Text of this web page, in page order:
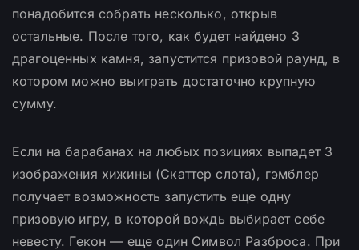
понадобится собрать несколько, открыв
остальные. После того, как будет найдено 3
драгоценных камня, запустится призовой раунд, в
котором можно выиграть достаточно крупную
сумму.
Если на барабанах на любых позициях выпадет 3
изображения хижины (Скаттер слота), гэмблер
получает возможность запустить еще одну
призовую игру, в которой вождь выбирает себе
невесту. Гекон — еще один Символ Разброса. При